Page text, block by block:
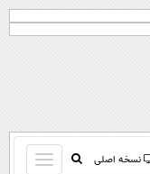
نسخه اصلی
باز